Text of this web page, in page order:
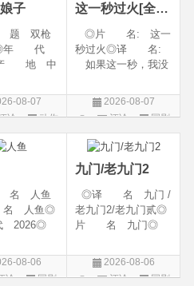
子
双枪
◎年 代
产 地 中
作 / 战争◎
2026-08-
movie.
s
08-07
论
动作
片
这一秒过火[全集]
◎片 名: 这一
秒过火◎译 名:
如果这一秒，我没
年 代: 2026◎
产 地: 中国大
情 / 爱情◎语 言:
汉语普通话◎上映
2026-08-07
评论
国剧
人鱼
人鱼◎
剧情 /
言 汉
08-06
论
国剧
九门/老九门2
◎译 名 九门 /
老九门2/老九门贰◎
片 名 九门◎
产 地 中国大陆
◎类 别 剧情 /
2026-08-06
评论
国剧